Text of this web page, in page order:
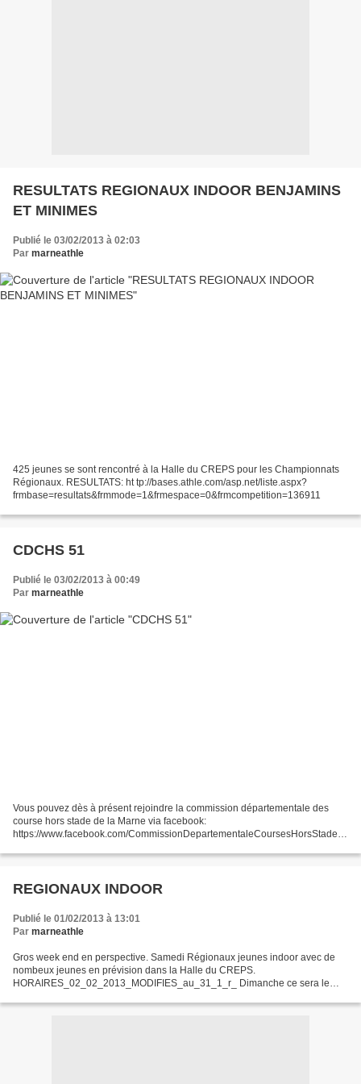
RESULTATS REGIONAUX INDOOR BENJAMINS
ET MINIMES
Publié le 03/02/2013 à 02:03
Par marneathle
425 jeunes se sont rencontré à la Halle du CREPS pour les Championnats
Régionaux. RESULTATS: ht tp://bases.athle.com/asp.net/liste.aspx?
frmbase=resultats&frmmode=1&frmespace=0&frmcompetition=136911
CDCHS 51
Publié le 03/02/2013 à 00:49
Par marneathle
Vous pouvez dès à présent rejoindre la commission départementale des
course hors stade de la Marne via facebook:
https://www.facebook.com/CommissionDepartementaleCoursesHorsStade5
REGIONAUX INDOOR
Publié le 01/02/2013 à 13:01
Par marneathle
Gros week end en perspective. Samedi Régionaux jeunes indoor avec de
nombeux jeunes en prévision dans la Halle du CREPS.
HORAIRES_02_02_2013_MODIFIES_au_31_1_r_ Dimanche ce sera le